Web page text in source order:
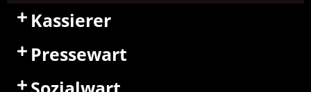
Kassierer
Pressewart